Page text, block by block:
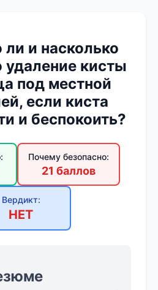
ли и насколько
удаление кисты
под местной
если киста
и беспокоить?
Почему безопасно:
21 баллов
Вердикт:
НЕТ